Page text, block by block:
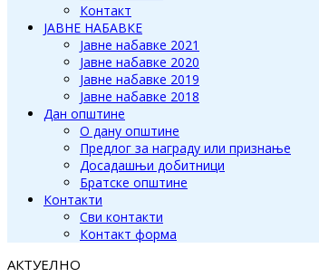
Контакт
ЈАВНЕ НАБАВКЕ
Јавне набавке 2021
Јавне набавке 2020
Јавне набавке 2019
Јавне набавке 2018
Дан општине
О дану општине
Предлог за награду или признање
Досадашњи добитници
Братске општине
Контакти
Сви контакти
Контакт форма
АКТУЕЛНО